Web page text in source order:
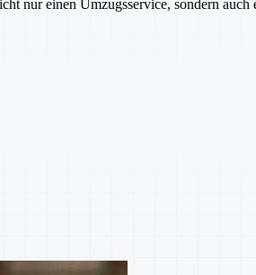
nur einen Umzugsservice, sondern